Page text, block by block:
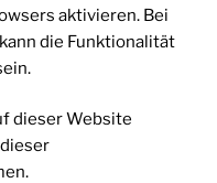
aktivieren. Bei
die Funktionalität
dieser Website